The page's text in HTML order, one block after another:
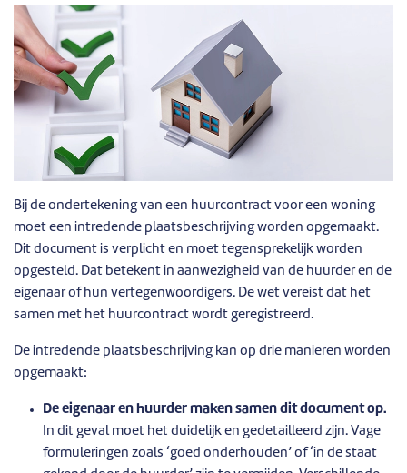
Bij de ondertekening van een huurcontract voor een woning
moet een intredende plaatsbeschrijving worden opgemaakt.
Dit document is verplicht en moet tegensprekelijk worden
opgesteld. Dat betekent in aanwezigheid van de huurder en de
eigenaar of hun vertegenwoordigers. De wet vereist dat het
samen met het huurcontract wordt geregistreerd.
De intredende plaatsbeschrijving kan op drie manieren worden
opgemaakt:
De eigenaar en huurder maken samen dit document op.
In dit geval moet het duidelijk en gedetailleerd zijn. Vage
formuleringen zoals ‘goed onderhouden’ of ‘in de staat